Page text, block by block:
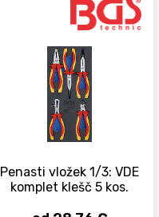
Penasti vložek 1/3: VDE
komplet klešč 5 kos.